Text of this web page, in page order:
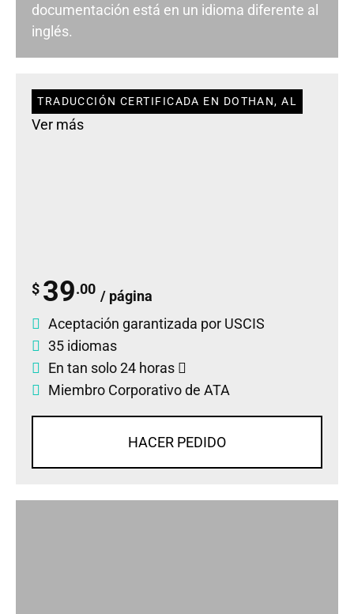
documentación está en un idioma diferente al
inglés.
TRADUCCIÓN CERTIFICADA EN DOTHAN, AL
Ver más
$ 39.00 / página
Aceptación garantizada por USCIS
35 idiomas
En tan solo 24 horas
Miembro Corporativo de ATA
HACER PEDIDO